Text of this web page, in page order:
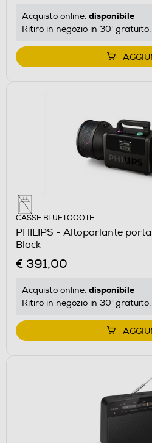
Acquisto online: disponibile
Ritiro in negozio in 30' gratuito:
CASSE BLUETOOOTH
PHILIPS - Altoparlante
Black
€ 391,00
Acquisto online: disponibile
Ritiro in negozio in 30' gratuito: